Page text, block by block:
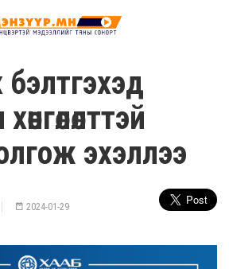
эхэллээ
2024-01-29